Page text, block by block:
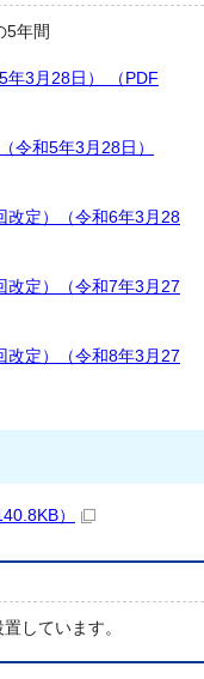
5年間
年3月28日） （PDF
令和5年3月28日）
改定）（令和6年3月28
改定）（令和7年3月27
改定）（令和8年3月27
）
しています。